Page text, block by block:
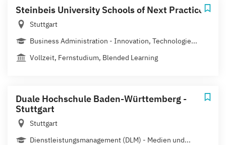
Steinbeis University Schools of Next Practices
Stuttgart
Business Administration - Innovation, Technologie...
Vollzeit, Fernstudium, Blended Learning
Duale Hochschule Baden-Württemberg -
Stuttgart
Stuttgart
Dienstleistungsmanagement (DLM) - Medien und...